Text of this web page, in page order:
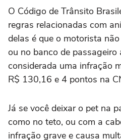
O Código de Trânsito
regras relacionadas com
delas é que o motorista
ou no banco de passageiro
considerada uma infração
R$ 130,16 e 4 pontos na
Já se você deixar o pet na
como no teto, ou com a
infração grave e causa